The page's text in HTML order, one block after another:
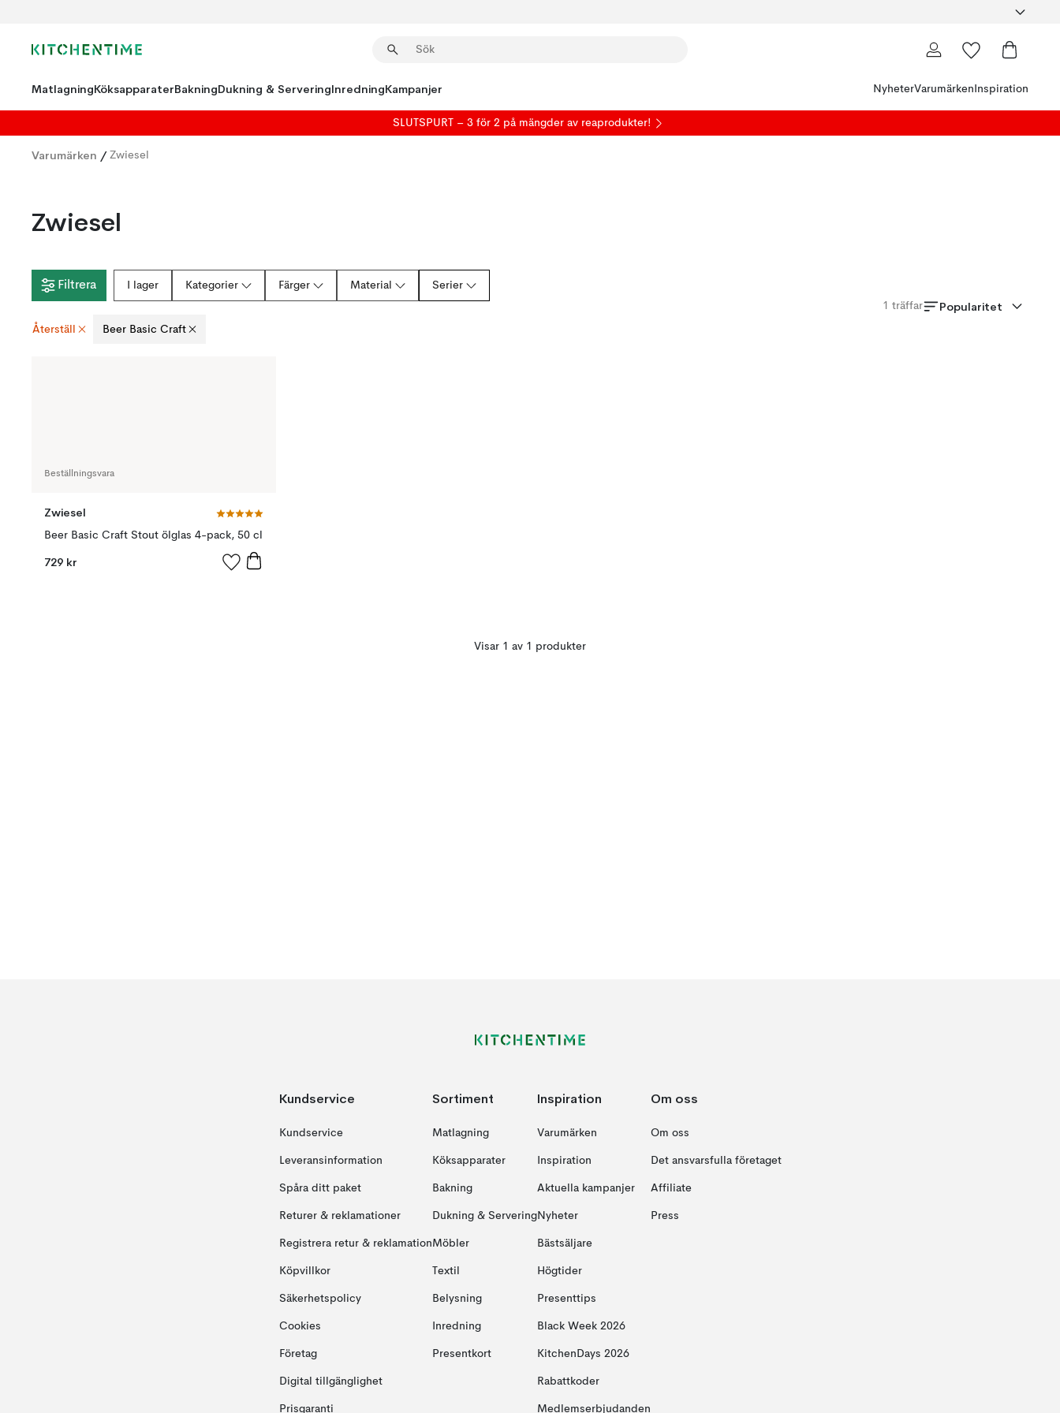
MatlagningKöksapparaterBakningDukning & ServeringInredningKampanjer NyheterVarumärken Inspiration
SLUTSPURT – 3 för 2 på mängder av reaprodukter!
Varumärken / Zwiesel
Zwiesel
Filtrera I lager Kategorier Färger Material Serier
Återställ Beer Basic Craft
1 träffar Popularitet
Beställningsvara
Zwiesel
Beer Basic Craft Stout ölglas 4-pack, 50 cl
729 kr
Visar 1 av 1 produkter
Kundservice
Kundservice
Leveransinformation
Spåra ditt paket
Returer & reklamationer
Registrera retur & reklamation
Köpvillkor
Säkerhetspolicy
Cookies
Företag
Digital tillgänglighet
Prisgaranti
Sortiment
Matlagning
Köksapparater
Bakning
Dukning & Servering
Möbler
Textil
Belysning
Inredning
Presentkort
Inspiration
Varumärken
Inspiration
Aktuella kampanjer
Nyheter
Bästsäljare
Högtider
Presenttips
Black Week 2026
KitchenDays 2026
Rabattkoder
Medlemserbjudanden
Om oss
Om oss
Det ansvarsfulla företaget
Affiliate
Press